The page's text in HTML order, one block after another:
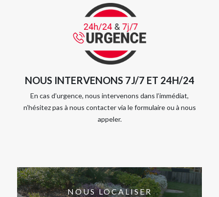
NOUS INTERVENONS 7J/7 ET 24H/24
En cas d’urgence, nous intervenons dans l’immédiat,
n’hésitez pas à nous contacter via le formulaire ou à nous
appeler.
NOUS LOCALISER